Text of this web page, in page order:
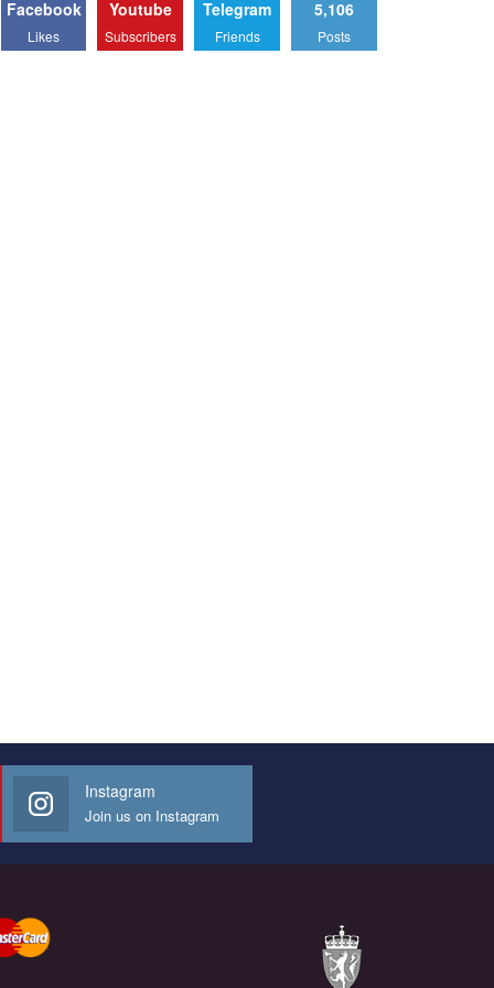
Facebook
Likes
Youtube
Subscribers
Telegram
Friends
5,106
Posts
Instagram
Join us on Instagram